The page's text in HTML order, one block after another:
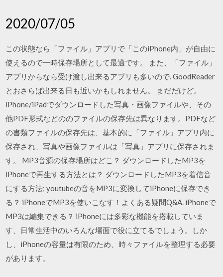
2020/07/05
この状態なら「ファイル」アプリで「このiPhone内」が自由に
使えるので一時保存場所として最適です。 また、「ファイル」
アプリからなら受け渡し出来るアプリも多いので. GoodReader
とおさらば出来る日も近いかもしれません。 まだだけど。
iPhone/iPadでダウンロードした写真・画像ファイルや、その
他PDF形式などののファイルの保存先は異なります。PDFなど
の書類ファイルの保存先は、基本的に「ファイル」アプリ内に
保存され、写真や画像ファイルは「写真」アプリに保存されま
す。 MP3音源の保存場所はどこ？ ダウンロードしたMP3を
iPhoneで再生する方法とは？ ダウンロードしたMP3を着信音
にする方法; youtubeの音をMP3に変換してiPhoneに保存でき
る？ iPhoneでMP3を使いこなす！よくある疑問Q&A. iPhoneで
MP3は編集できる？ iPhoneには多彩な機能を搭載していま
す、日常生活中のいろんな場面で役に立てるでしょう。しか
し、iPhoneの容量は有限のため、時々ファイルを整理する必要
があります。